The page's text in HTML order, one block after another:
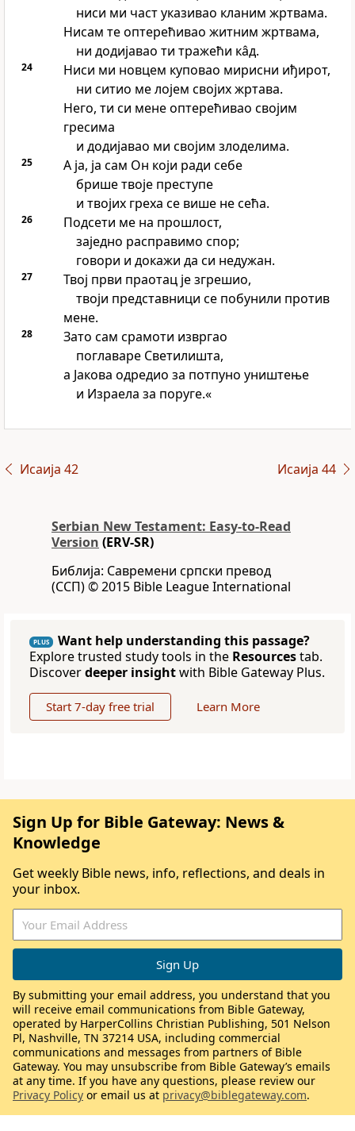
ниси ми част указивао кланим жртвама.
Нисам те оптерећивао житним жртвама,
ни додијавао ти тражећи кâд.
24
Ниси ми новцем куповао мирисни иђирот,
ни ситио ме лојем својих жртава.
Него, ти си мене оптерећивао својим
гресима
и додијавао ми својим злоделима.
25
А ја, ја сам Он који ради себе
брише твоје преступе
и твојих греха се више не сећа.
26
Подсети ме на прошлост,
заједно расправимо спор;
говори и докажи да си недужан.
27
Твој први праотац је згрешио,
твоји представници се побунили против
мене.
28
Зато сам срамоти извргао
поглаваре Светилишта,
а Јакова одредио за потпуно уништење
и Израела за поруге.«
Исаија 42 Исаија 44
Serbian New Testament: Easy-to-Read
Version (ERV-SR)
Библија: Савремени српски превод
(ССП) © 2015 Bible League International
PLUS
Want help understanding this passage?
Explore trusted study tools in the Resourcestab.
Discoverdeeper insightwith Bible Gateway Plus.
Start 7-day free trial Learn More
Sign Up for Bible Gateway: News &
Knowledge
Get weekly Bible news, info, reflections, and deals in
your inbox.
By submitting your email address, you understand that you
will receive email communications from Bible Gateway,
operated by HarperCollins Christian Publishing, 501 Nelson
Pl, Nashville, TN 37214 USA, including commercial
communications and messages from partners of Bible
Gateway. You may unsubscribe from Bible Gateway’s emails
at any time. If you have any questions, please review our
Privacy Policy or email us at privacy@biblegateway.com.